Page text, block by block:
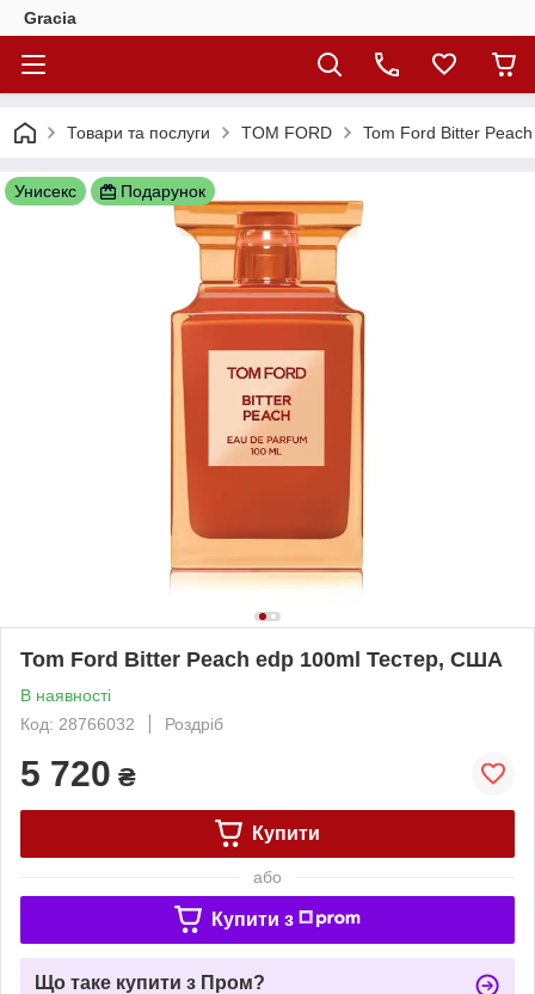
Gracia
Товари та послуги TOM FORD Tom Ford Bitter
Унисекс Подарунок
Tom Ford Bitter Peach edp 100ml Тестер, США
В наявності
Код: 28766032
Роздріб
5 720 ₴
Купити
або
Купити з
Що таке купити з Пром?